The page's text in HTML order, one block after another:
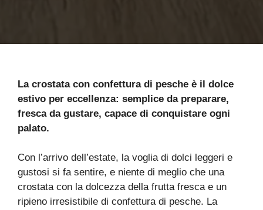
La crostata con confettura di pesche è il dolce
estivo per eccellenza: semplice da preparare,
fresca da gustare, capace di conquistare ogni
palato.
Con l’arrivo dell’estate, la voglia di dolci leggeri e
gustosi si fa sentire, e niente di meglio che una
crostata con la dolcezza della frutta fresca e un
ripieno irresistibile di confettura di pesche. La